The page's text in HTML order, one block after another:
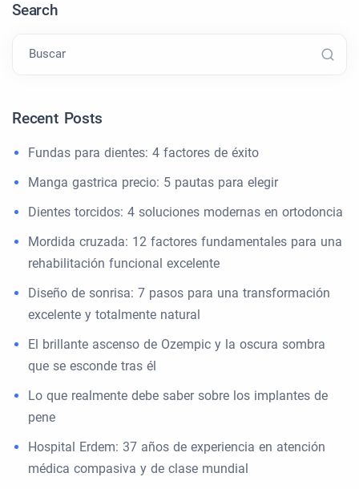
Search
Buscar
Recent Posts
Fundas para dientes: 4 factores de éxito
Manga gastrica precio: 5 pautas para elegir
Dientes torcidos: 4 soluciones modernas en ortodoncia
Mordida cruzada: 12 factores fundamentales para una
rehabilitación funcional excelente
Diseño de sonrisa: 7 pasos para una transformación
excelente y totalmente natural
El brillante ascenso de Ozempic y la oscura sombra
que se esconde tras él
Lo que realmente debe saber sobre los implantes de
pene
Hospital Erdem: 37 años de experiencia en atención
médica compasiva y de clase mundial